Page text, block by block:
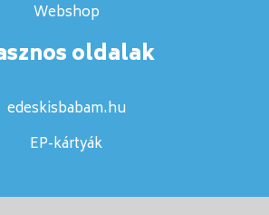
Webshop
oldalak
edeskisbabam.hu
EP-kártyák